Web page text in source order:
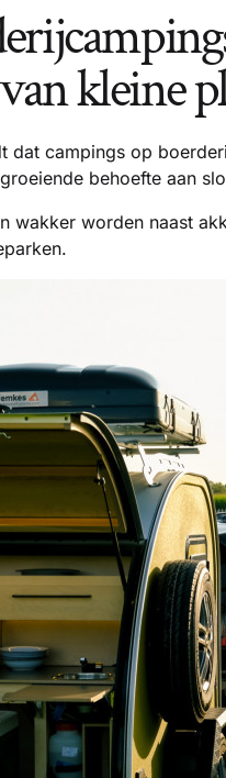
kleine
dat campings op
behoefte aan
wakker worden naast